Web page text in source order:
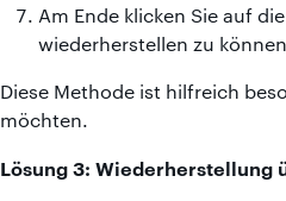
Am Ende klicken Sie auf
wiederherstellen zu
Diese Methode ist hilfreich
möchten.
Lösung 3: Wiederherstellung